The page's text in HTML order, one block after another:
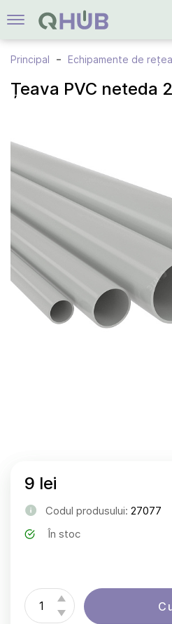
Principal Echipamente de rețea
Țeava PVC neteda
9 lei
Codul produsului: 27077
În stoc